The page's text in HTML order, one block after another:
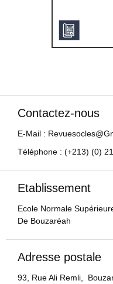
Contactez-nous
E-Mail :
Téléphone : (+213) (0)
Etablissement
Ecole Normale
De Bouzaréah
Adresse postale
93, Rue Ali Remli,